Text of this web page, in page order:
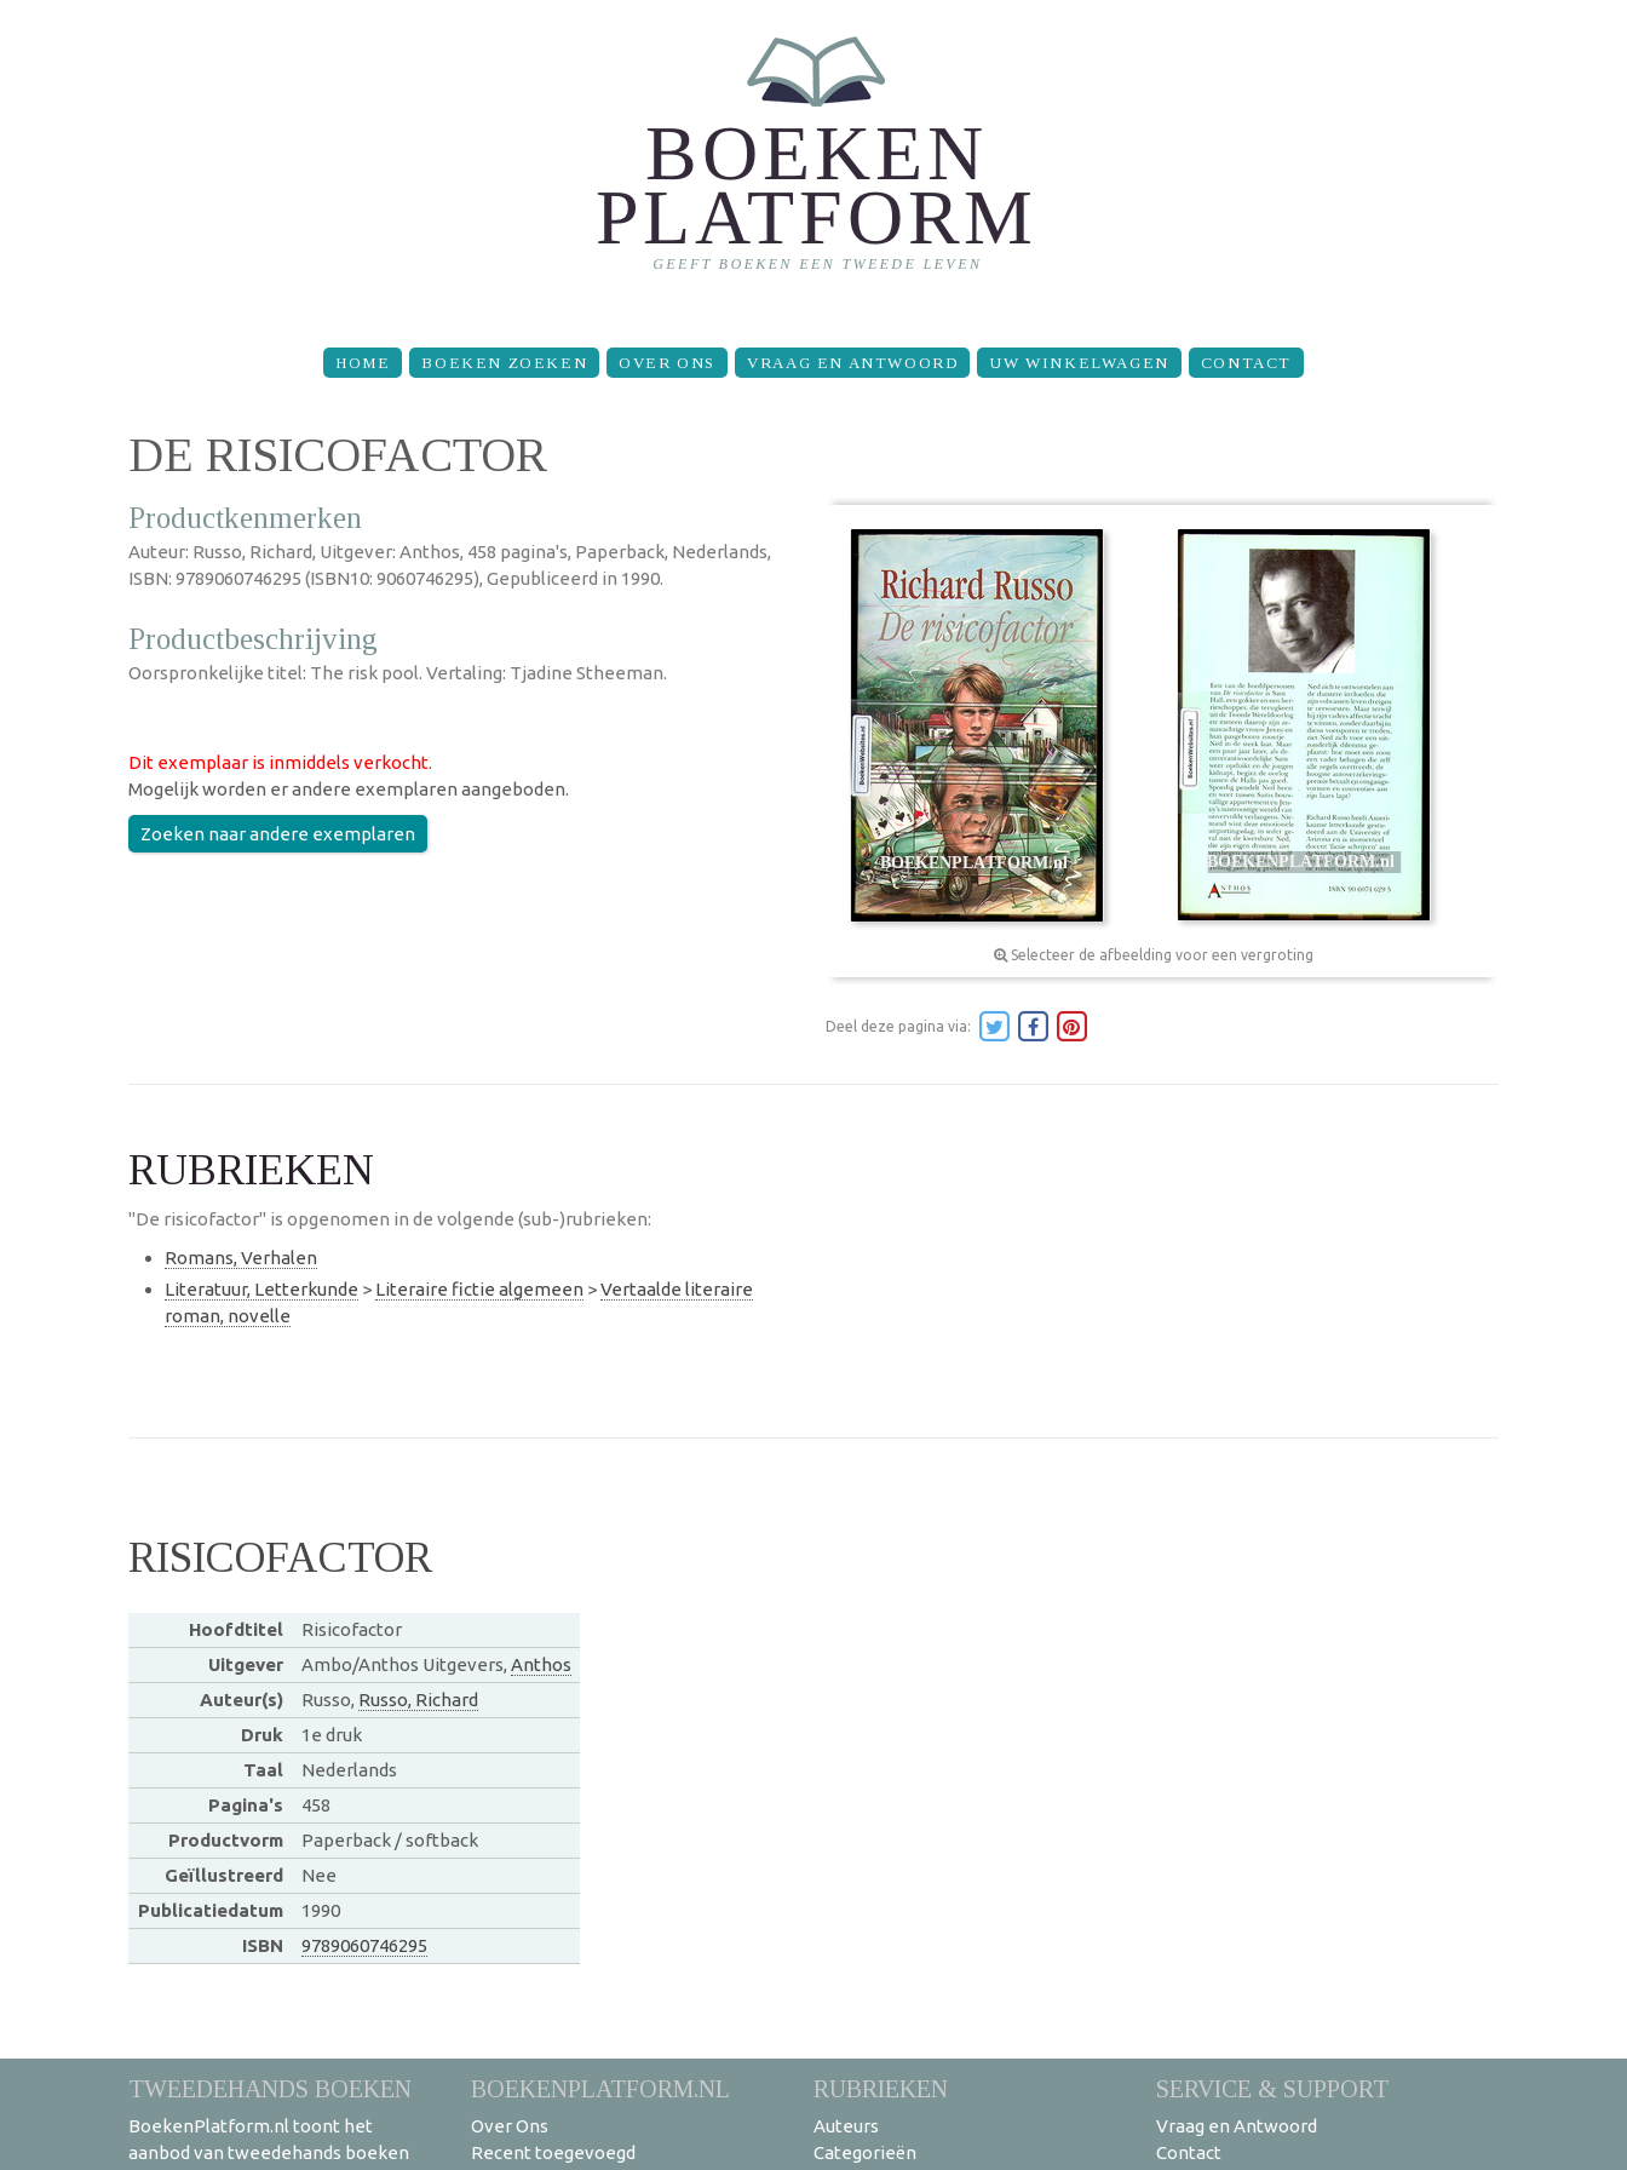
HOME BOEKEN ZOEKEN OVER ONS VRAAG EN ANTWOORD UW WINKELWAGEN CONTACT
DE RISICOFACTOR
Productkenmerken
Auteur: Russo, Richard, Uitgever: Anthos, 458 pagina's, Paperback, Nederlands,
ISBN: 9789060746295 (ISBN10: 9060746295), Gepubliceerd in 1990.
Productbeschrijving
Oorspronkelijke titel: The risk pool. Vertaling: Tjadine Stheeman.
Dit exemplaar is inmiddels verkocht.
Mogelijk worden er andere exemplaren aangeboden.
Zoeken naar andere exemplaren
Selecteer de afbeelding voor een vergroting
Deel deze pagina via:
RUBRIEKEN
"De risicofactor" is opgenomen in de volgende (sub-)rubrieken:
Romans, Verhalen
Literatuur, Letterkunde > Literaire fictie algemeen >Vertaalde literaire
roman, novelle
RISICOFACTOR
Hoofdtitel
Risicofactor
Uitgever
Ambo/Anthos Uitgevers, Anthos
Auteur(s)
Russo, Russo, Richard
Druk
1e druk
Taal
Nederlands
Pagina's
458
Productvorm
Paperback / softback
Geïllustreerd
Nee
Publicatiedatum
1990
ISBN
9789060746295
TWEEDEHANDS BOEKEN
BoekenPlatform.nl toont het
aanbod van tweedehands boeken
BOEKENPLATFORM.NL
Over Ons
Recent toegevoegd
RUBRIEKEN
Auteurs
Categorieën
SERVICE & SUPPORT
Vraag en Antwoord
Contact